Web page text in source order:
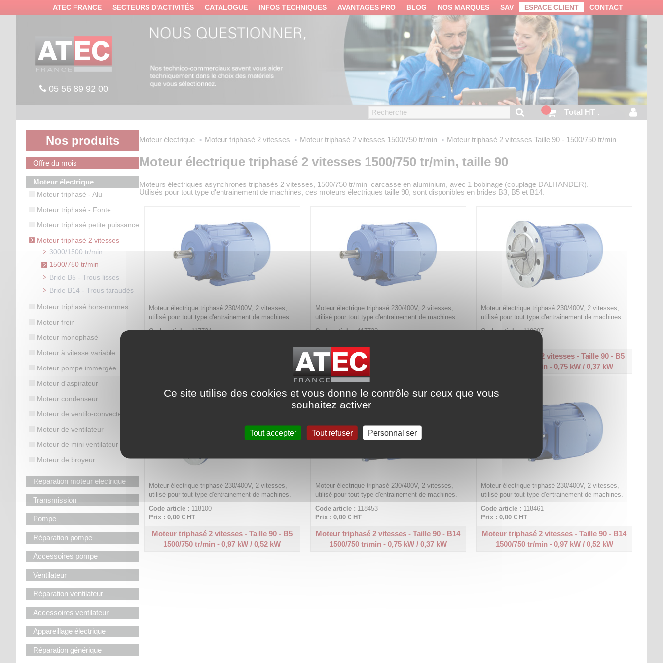
ATEC FRANCE SECTEURS D'ACTIVITÉS CATALOGUE INFOS TECHNIQUES AVANTAGES PRO BLOG NOS MARQUES SAV ESPACE CLIENT CONTACT
05 56 89 92 00
Total HT :
Nos produits
Offre du mois
Moteur électrique
Moteur triphasé - Alu
Moteur triphasé - Fonte
Moteur triphasé petite puissance
Moteur triphasé 2 vitesses
3000/1500 tr/min
1500/750 tr/min
Bride B5 - Trous lisses
Bride B14 - Trous taraudés
Moteur triphasé hors-normes
Moteur frein
Moteur monophasé
Moteur à vitesse variable
Moteur pompe immergée
Moteur d'aspirateur
Moteur condenseur
Moteur de ventilo-convecteur
Moteur de ventilateur
Moteur de mini ventilateur
Moteur de broyeur
Réparation moteur électrique
Transmission
Pompe
Réparation pompe
Accessoires pompe
Ventilateur
Réparation ventilateur
Accessoires ventilateur
Appareillage électrique
Réparation générique
Moteur électrique Moteur triphasé 2 vitesses Moteur triphasé 2 vitesses 1500/750 tr/min Moteur triphasé 2 vitesses Taille 90 - 1500/750 tr/min
Moteur électrique triphasé 2 vitesses 1500/750 tr/min, taille 90
Moteurs électriques asynchrones triphasés 2 vitesses, 1500/750 tr/min, carcasse en aluminium, avec 1 bobinage (couplage DALHANDER).
Utilisés pour tout type d'entrainement de machines, ces moteurs électriques taille 90, sont disponibles en brides B3, B5 et B14.
Moteur électrique triphasé 230/400V, 2 vitesses,
utilisé pour tout type d'entrainement de machines.
Code article :117724
Moteur électrique triphasé 230/400V, 2 vitesses,
utilisé pour tout type d'entrainement de machines.
Code article :117732
Moteur triphasé 2 vitesses - Taille 90 - B3
1500/750 tr/min - 0,97 kW / 0,52 kW
Moteur électrique triphasé 230/400V, 2 vitesses,
utilisé pour tout type d'entrainement de machines.
Code article :118097
Moteur triphasé 2 vitesses - Taille 90 - B5
1500/750 tr/min - 0,75 kW / 0,37 kW
Moteur électrique triphasé 230/400V, 2 vitesses,
utilisé pour tout type d'entrainement de machines.
Code article : 118100
Prix : 0,00 € HT
Moteur triphasé 2 vitesses - Taille 90 - B5
1500/750 tr/min - 0,97 kW / 0,52 kW
Moteur électrique triphasé 230/400V, 2 vitesses,
utilisé pour tout type d'entrainement de machines.
Code article : 118453
Prix : 0,00 €HT
Moteur triphasé 2 vitesses - Taille 90 - B14
1500/750 tr/min - 0,75 kW / 0,37 kW
Moteur électrique triphasé 230/400V, 2 vitesses,
utilisé pour tout type d'entrainement de machines.
Code article : 118461
Prix : 0,00 € HT
Moteur triphasé 2 vitesses - Taille 90 - B14
1500/750 tr/min - 0,97 kW / 0,52 kW
Panneau de gestion des cookies
Ce site utilise des cookies et vous donne le contrôle sur ceux que vous
souhaitez activer
Tout accepter Tout refuser Personnaliser